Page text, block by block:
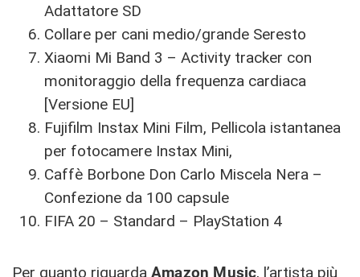
Adattatore SD
Collare per cani medio/grande Seresto
Xiaomi Mi Band 3 – Activity tracker con
monitoraggio della frequenza cardiaca
[Versione EU]
Fujifilm Instax Mini Film, Pellicola istantanea
per fotocamere Instax Mini,
Caffè Borbone Don Carlo Miscela Nera –
Confezione da 100 capsule
FIFA 20 – Standard – PlayStation 4
Per quanto riguarda Amazon Music, l’artista più